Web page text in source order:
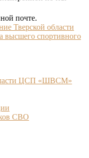
почте.
Тверской области
высшего спортивного
ЦСП «ШВСМ»
СВО